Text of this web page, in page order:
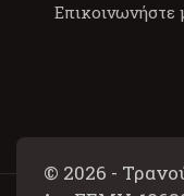
Επικοινωνήστε
© 2026 -